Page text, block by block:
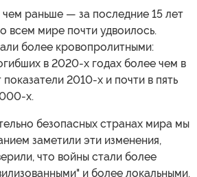
раньше — за последние 15 лет
всем мире почти удвоилось.
более кровопролитными:
в 2020-х годах более чем в
2010-х и почти в пять
х.
безопасных странах мира мы
заметили эти изменения,
что войны стали более
и более локальными.